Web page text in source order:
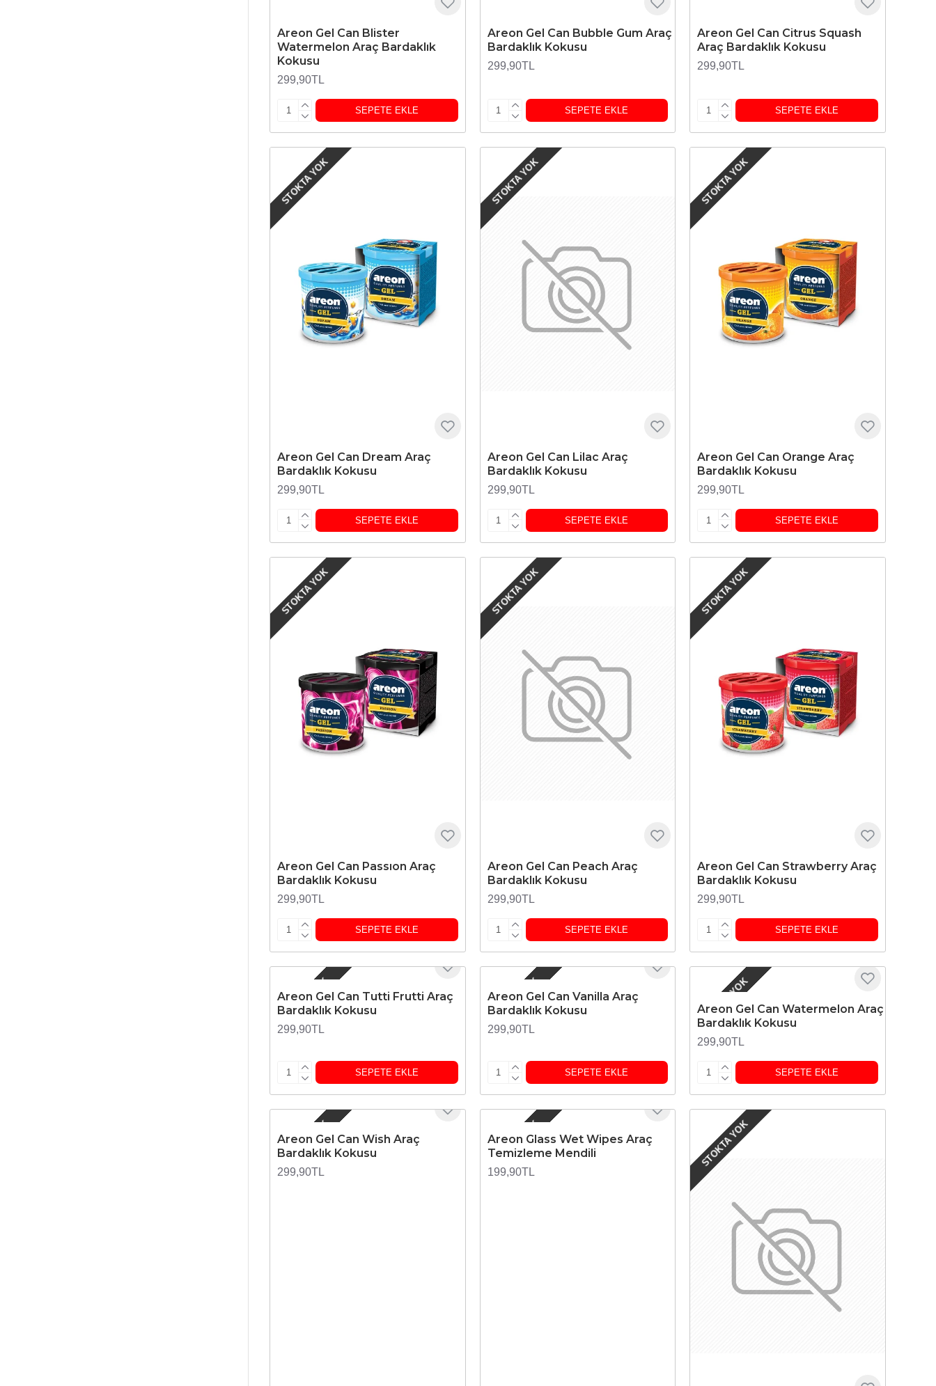
Areon Gel Can Blister
Watermelon Araç Bardaklık
Kokusu
299,90TL
SEPETE EKLE
Areon Gel Can Bubble Gum Araç
Bardaklık Kokusu
299,90TL
SEPETE EKLE
Areon Gel Can Citrus Squash
Araç Bardaklık Kokusu
299,90TL
SEPETE EKLE
STOKTA YOK
Areon Gel Can Dream Araç
Bardaklık Kokusu
299,90TL
SEPETE EKLE
STOKTA YOK
Areon Gel Can Lilac Araç
Bardaklık Kokusu
299,90TL
SEPETE EKLE
STOKTA YOK
Areon Gel Can Orange Araç
Bardaklık Kokusu
299,90TL
SEPETE EKLE
STOKTA YOK
Areon Gel Can Passıon Araç
Bardaklık Kokusu
299,90TL
SEPETE EKLE
STOKTA YOK
Areon Gel Can Peach Araç
Bardaklık Kokusu
299,90TL
SEPETE EKLE
STOKTA YOK
Areon Gel Can Strawberry Araç
Bardaklık Kokusu
299,90TL
SEPETE EKLE
STOKTA YOK
Areon Gel Can Tutti Frutti Araç
Bardaklık Kokusu
299,90TL
SEPETE EKLE
STOKTA YOK
Areon Gel Can Vanilla Araç
Bardaklık Kokusu
299,90TL
SEPETE EKLE
STOKTA YOK
Areon Gel Can Watermelon Araç
Bardaklık Kokusu
299,90TL
SEPETE EKLE
STOKTA YOK
Areon Gel Can Wish Araç
Bardaklık Kokusu
299,90TL
STOKTA YOK
Areon Glass Wet Wipes Araç
Temizleme Mendili
199,90TL
STOKTA YOK